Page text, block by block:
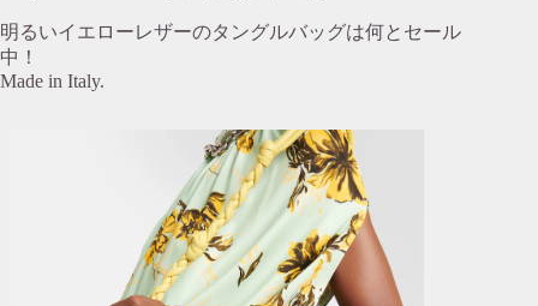
明るいイエローレザーのタングルバッグは何とセール
中！
Made in Italy.